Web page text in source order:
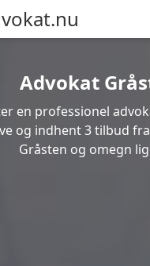
Advokat
en professionel
og indhent 3 tilbud
Gråsten og omegn